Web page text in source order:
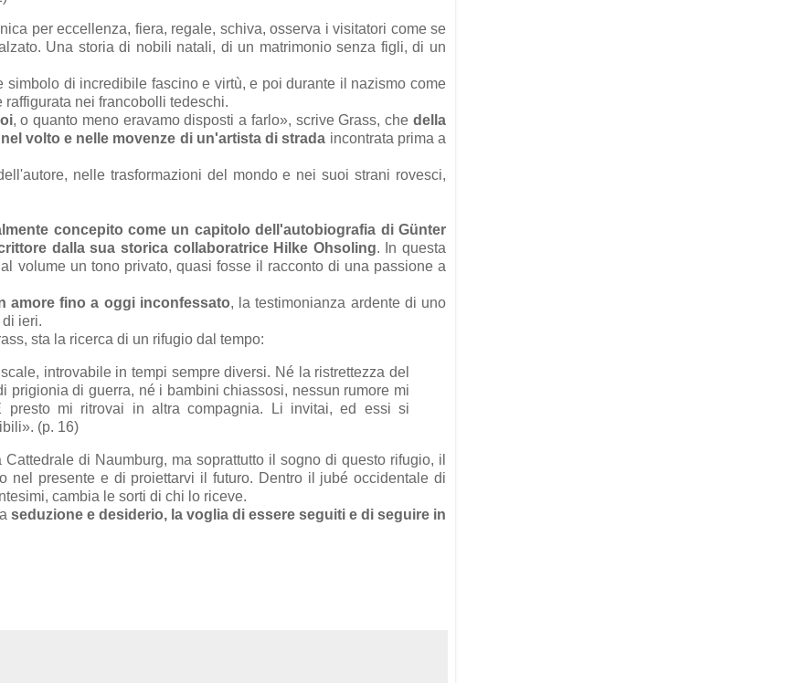
per eccellenza, fiera, regale, schiva, osserva i visitatori come se
Una storia di nobili natali, di un matrimonio senza figli, di un
di incredibile fascino e virtù, e poi durante il nazismo come
nei francobolli tedeschi.
, o quanto meno eravamo disposti a farlo», scrive Grass, chedella
volto e nelle movenze di un'artista di strada incontrata prima a
nelle trasformazioni del mondo e nei suoi strani rovesci,
concepito come un capitolo dell'autobiografia diGünter
dalla sua storica collaboratrice Hilke Ohsoling. In questa
volume un tono privato, quasi fosse il racconto di una passione a
amore fino a oggi inconfessato, la testimonianza ardente di uno
ieri.
sta la ricerca di un rifugio dal tempo:
introvabile in tempi sempre diversi. Né la ristrettezza del
di guerra, né i bambini chiassosi, nessun rumore mi
mi ritrovai in altra compagnia. Li invitai, ed essi si
». (p. 16)
di Naumburg, ma soprattutto il sogno di questo rifugio, il
nel presente e di proiettarvi il futuro. Dentro il jubé occidentale di
cambia le sorti di chi lo riceve.
seduzione e desiderio, la voglia di essere seguiti e di seguire in